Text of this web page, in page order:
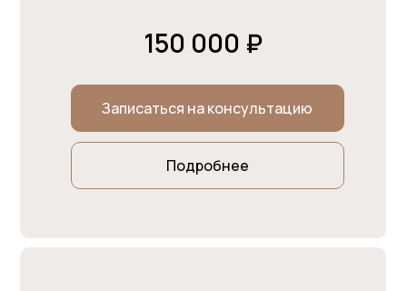
Записаться на консультацию
150 000 ₽
Подробнее